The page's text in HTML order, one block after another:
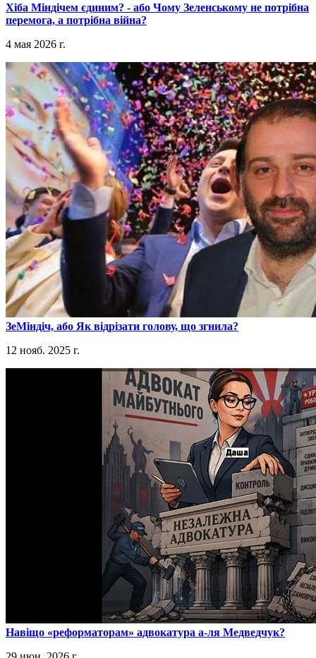
​Хіба Міндічем єдиним? - або Чому Зеленському не потрібна
перемога, а потрібна війна?
4 мая 2026 г.
​ЗеМіндіч, або Як відрізати голову, що згнила?
12 нояб. 2025 г.
​Навіщо «реформаторам» адвокатура а-ля Медведчук?